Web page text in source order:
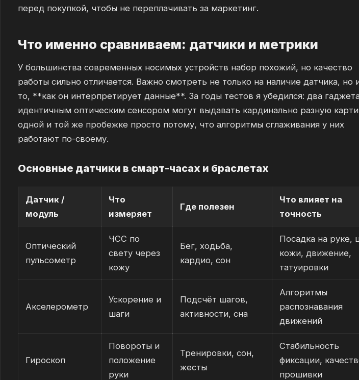
перед покупкой, чтобы не переплачивать за маркетинг.
Что именно сравниваем: датчики и метрики
У большинства современных носимых устройств набор похожий, но качество
работы сильно отличается. Важно смотреть не только на наличие датчика, но
то, **как он интерпретирует данные**. За годы тестов я убедился: два
идентичным оптическим сенсором могут выдавать кардинально разную
одной и той же пробежке просто потому, что алгоритмы сглаживания у них
работают по-своему.
Основные датчики в смарт-часах и браслетах
Датчик /
модуль
Что
измеряет
Где полезен
Что влияет на
точность
Оптический
пульсометр
ЧСС по
свету через
кожу
Бег, ходьба,
кардио, сон
Посадка на руке,
кожи, движение,
татуировки
Акселерометр
Ускорение и
шаги
Подсчёт шагов,
активности, сна
Алгоритмы
распознавания
движений
Гироскоп
Повороты и
положение
руки
Тренировки, сон,
жесты
Стабильность
фиксации,
прошивки